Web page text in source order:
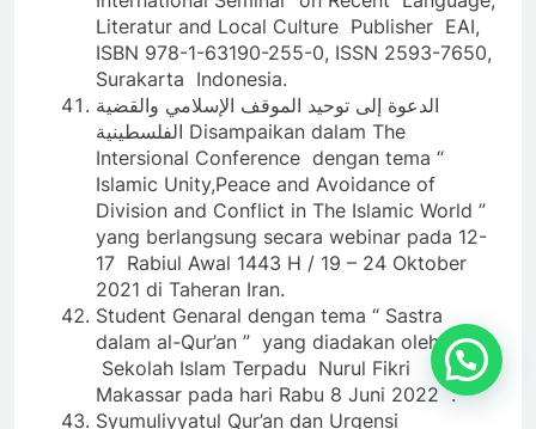
Literatur and Local Culture Publisher EAI,
ISBN 978-1-63190-255-0, ISSN 2593-7650,
Surakarta Indonesia.
الدعوة إلى توحيد الموقف الإسلامي والقضية
الفلسطينية Disampaikan dalam The
Intersional Conference dengan tema “
Islamic Unity,Peace and Avoidance of
Division and Conflict in The Islamic World ”
yang berlangsung secara webinar pada 12-
17 Rabiul Awal 1443 H / 19 – 24 Oktober
2021 di Taheran Iran.
Student Genaral dengan tema “ Sastra
dalam al-Qur’an ” yang diadakan oleh
Sekolah Islam Terpadu Nurul Fikri
Makassar pada hari Rabu 8 Juni 2022 .
Syumuliyyatul Qur’an dan Urgensi